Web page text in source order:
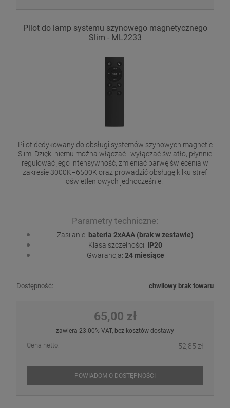
Pilot do lamp systemu szynowego magnetycznego
Slim - ML2233
Pilot dedykowany do obsługi systemów szynowych magnetic
Slim. Dzięki niemu można włączać i wyłączać światło, płynnie
regulować jego intensywność, zmieniać barwę świecenia w
zakresie 3000K–6500K oraz prowadzić obsługę kilku stref
oświetleniowych jednocześnie.
Parametry techniczne:
Zasilanie: bateria 2xAAA (brak w zestawie)
Klasa szczelności: IP20
Gwarancja: 24 miesiące
Dostępność: chwilowy brak towaru
65,00 zł
zawiera 23.00% VAT, bez kosztów dostawy
Cena netto: 52,85 zł
POWIADOM O DOSTĘPNOŚCI